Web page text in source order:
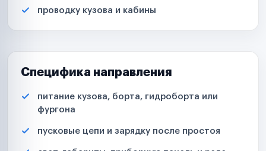
проводку кузова и кабины
Специфика направления
питание кузова, борта, гидроборта или
фургона
пусковые цепи и зарядку после простоя